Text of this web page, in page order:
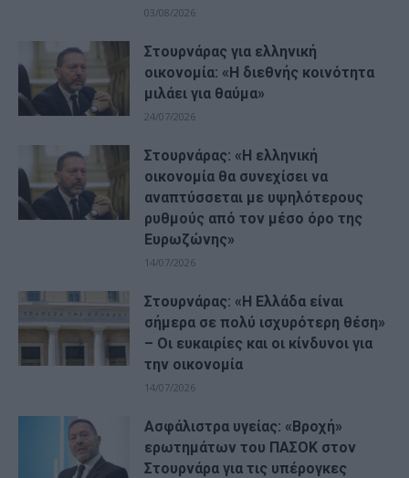
03/08/2026
Στουρνάρας για ελληνική
οικονομία: «Η διεθνής κοινότητα
μιλάει για θαύμα»
24/07/2026
Στουρνάρας: «Η ελληνική
οικονομία θα συνεχίσει να
αναπτύσσεται με υψηλότερους
ρυθμούς από τον μέσο όρο της
Ευρωζώνης»
14/07/2026
Στουρνάρας: «Η Ελλάδα είναι
σήμερα σε πολύ ισχυρότερη θέση»
– Οι ευκαιρίες και οι κίνδυνοι για
την οικονομία
14/07/2026
Ασφάλιστρα υγείας: «Βροχή»
ερωτημάτων του ΠΑΣΟΚ στον
Στουρνάρα για τις υπέρογκες